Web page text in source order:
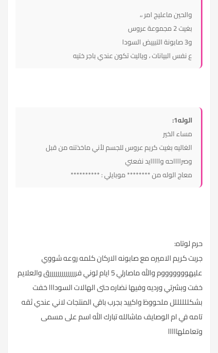
والحين ماعليج امر ،،
بغيت 2 مجموعة عروس
و3 صابونة التبييض السودا
ع نفس البيانات ، وياليت تكون عندي باجر ختيه
الوله1:
مساء الخير
الغاليه بغيت كريم عروس للجسم لأني ماخذتنه من قبل
وصرااااحه وااااايد نفعني
معاج الوله من ******** موبايلي : **********
حرم لوتاه:
جربت كريم الاميره مع صابونه الاركان كلمه روعه شووي
عليهوووووووم والله ماصارلي 5 ايام لوني فررررررررررررررق والعلايم
خفت وبشرتي ورديه وفيها نضاره حتى الهالات السودااا خفت
بشكللللللل ملحووظ واكييد بجرب باقي المنتجات لاني عندي ثقه
تامه في ام الوصايف ماشالله تبارك الله اسم على مسمى
وتعاملهااااا